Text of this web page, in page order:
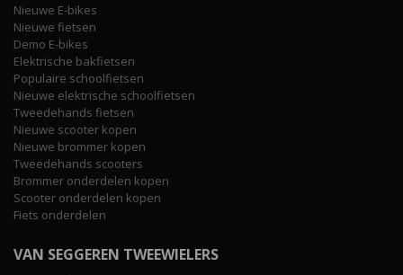
Nieuwe E-bikes
Nieuwe fietsen
Demo E-bikes
Elektrische bakfietsen
Populaire schoolfietsen
Nieuwe elektrische schoolfietsen
Tweedehands fietsen
Nieuwe scooter kopen
Nieuwe brommer kopen
Tweedehands scooters
Brommer onderdelen kopen
Scooter onderdelen kopen
Fiets onderdelen
VAN SEGGEREN TWEEWIELERS